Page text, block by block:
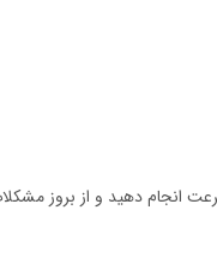
انجام دهید و از بروز